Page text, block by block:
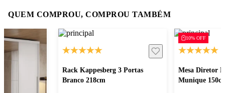
QUEM COMPROU, COMPROU TAMBÉM
Rack Kappesberg 3 Portas
Branco 218cm
10% OFF
Mesa Diretor
Munique